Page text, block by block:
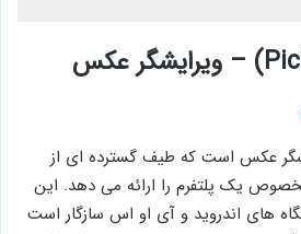
عکس است که طیف گسترده ای از
یک پلتفرم را ارائه می دهد. این
های اندروید و آی او اس سازگار است